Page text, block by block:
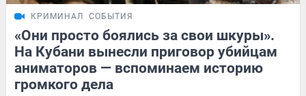
КРИМИНАЛ СОБЫТИЯ
«Они просто боялись за свои шкуры».
На Кубани вынесли приговор убийцам
аниматоров — вспоминаем историю
громкого дела